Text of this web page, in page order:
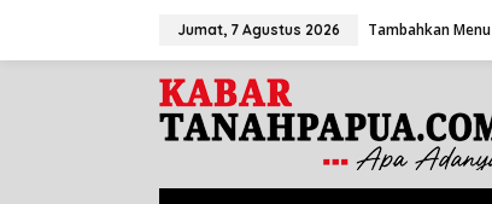
Jumat, 7 Agustus 2026 Tambahkan Menu